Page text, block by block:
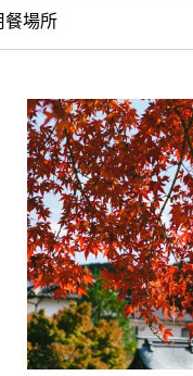
餐場所